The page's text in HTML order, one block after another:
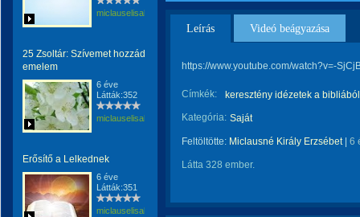
miclauselisabeta
25 Zsoltár: Szívemet hozzád
emelem
6 éve
Látták:352
miclauselisabeta
Erősítő a Lelkednek
6 éve
Látták:351
miclauselisabeta
Leírás Videó beágyazása
https://www.youtube.com/watch?v=-
Címkék:
keresztény idézetek a bibliából
Kategória: Saját
Feltöltötte: Miclausné Király Erzsébet| 6
Látta 328 ember.